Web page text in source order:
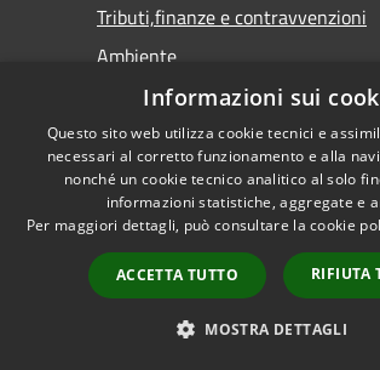
Tributi,finanze e contravvenzioni
Ambiente
Salute, benessere e assistenza
Autorizzazioni
NOVITÀ
Notizie
Informazioni sui
Questo sito web utilizza cookie tecnici e
necessari al corretto funzionamento e alla
nonché un cookie tecnico analitico al solo
informazioni statistiche, aggregate e
Per maggiori dettagli, può consultare la cookie
ACCETTA TUTTO RIFIUTA
MOSTRA DETTAGLI